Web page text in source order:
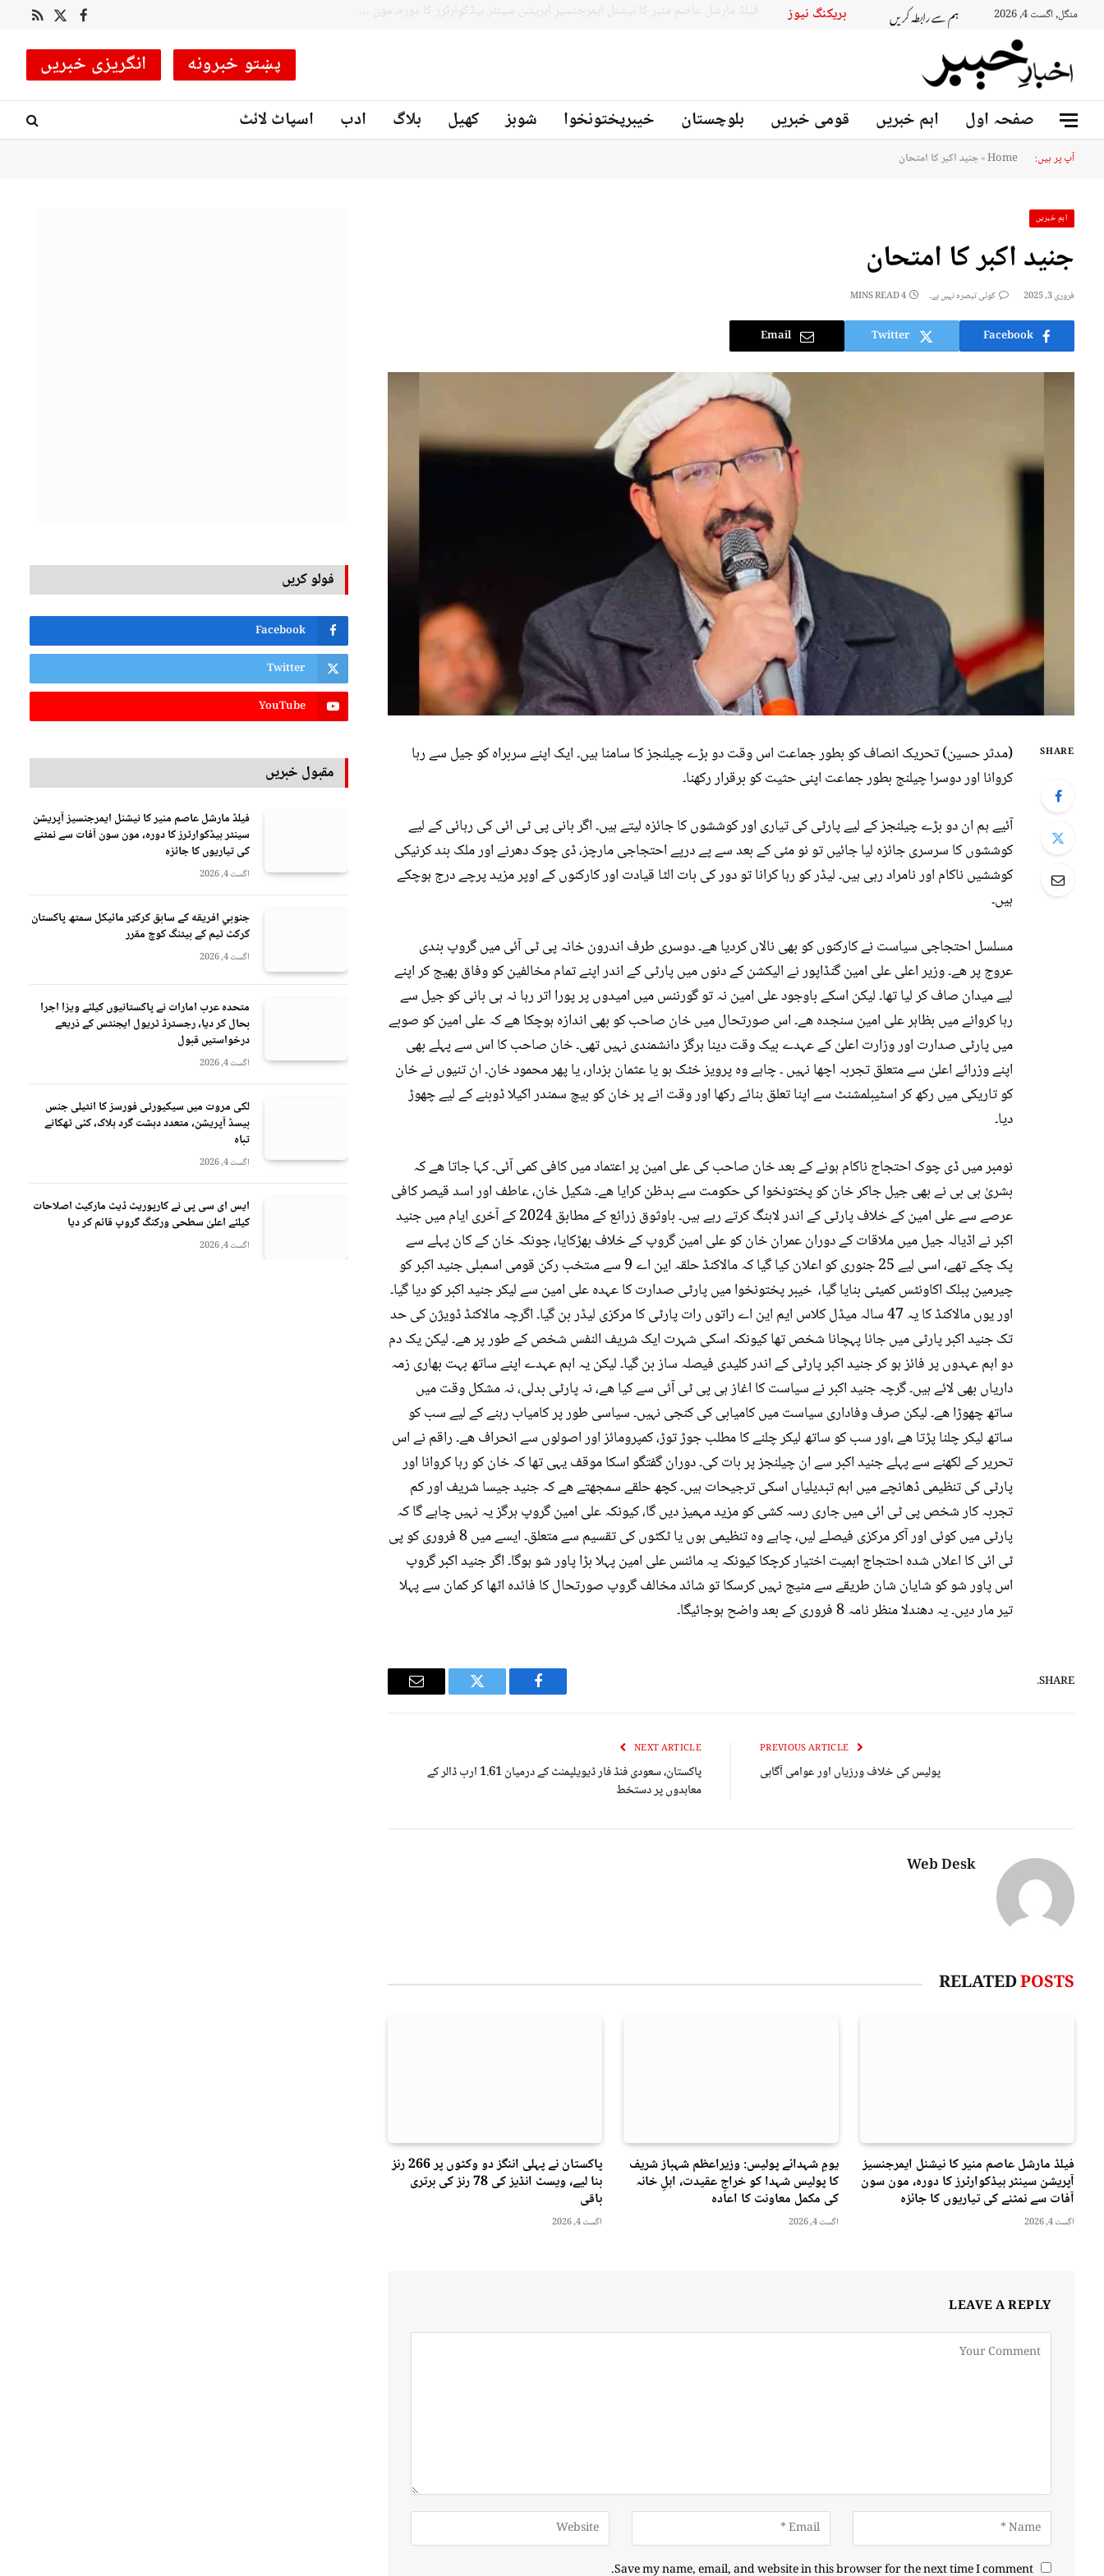
منگل, اگست 4, 2026 ہم سے رابطہ کریں بریکنگ نیوز جنوبي افريقه کے سابق کرکټر مائیکل سمتھ پاکستان کرکٹ ٹیم کے بیٹنگ کوچ مقرر Facebook
X
RSS
پښتو خبرونه انگریزی خبریں
صفحہ اول اہم خبریں قومی خبریں بلوچستان خیبرپختونخوا شوبز کھیل بلاگ ادب اسپاٹ لائٹ
آپ پر ہیں: Home
»جنید اکبر کا امتحان
اہم خبریں
جنید اکبر کا امتحان
فروری 3, 2025 کوئی تبصرہ نہیں ہے۔ 4 MINS READ
Facebook
Twitter
Email
SHARE
(مدثر حسین) تحریک انصاف کو بطور جماعت اس وقت دو بڑے چیلنجز کا سامنا ہیں۔ ایک اپنے سربراہ کو جیل سے رہا
کروانا اور دوسرا چیلنج بطور جماعت اپنی حثیت کو برقرار رکھنا۔
آئیے ہم ان دو بڑے چیلنجز کے لیے پارٹی کی تیاری اور کوششوں کا جائزہ لیتے ہیں۔ اگر بانی پی ٹی ائی کی رہائی کے لیے
کوششوں کا سرسری جائزہ لیا جائیں تو نو مئی کے بعد سے پے درپے احتجاجی مارچز، ڈی چوک دھرنے اور ملک بند کرنیکی
کوششیں ناکام اور نامراد رہی ہیں۔ لیڈر کو رہا کرانا تو دور کی بات الٹا قیادت اور کارکنوں کے اوپر مزید پرچے درج ہوچکے
ہیں۔
مسلسل احتجاجی سیاست نے کارکنوں کو بھی نالاں کردیا ھے۔ دوسری طرف اندرون خانہ پی ٹی آئی میں گروپ بندی
عروج پر ھے۔ وزیر اعلی علی امین گنڈاپور نے الیکشن کے دنوں میں پارٹی کے اندر اپنے تمام مخالفین کو وفاق بھیج کر اپنے
لیے میدان صاف کر لیا تھا۔ لیکن اسکے باوجود علی امین نہ تو گورننس میں امیدوں پر پورا اتر رہا نہ ہی بانی کو جیل سے
رہا کروانے میں بظاہر علی امین سنجدہ ھے۔ اس صورتحال میں خان صاحب کو بھی اندازہ ہوچکا ھے کہ علی امین کو صوبے
میں پارٹی صدارت اور وزارت اعلیٰ کے عہدے بیک وقت دینا ہرگز دانشمندی نہیں تھی۔ خان صاحب کا اس سے پہلے بھی
اپنے وزرائے اعلیٰ سے متعلق تجربہ اچھا نہیں ۔ چاہے وہ پرویز خٹک ہو یا عثمان بزدار، یا پھر محمود خان۔ ان تنیوں نے خان
کو تاریکی میں رکھ کر اسٹیبلمشنٹ سے اپنا تعلق بنائے رکھا اور وقت انے پر خان کو بیچ سمندر اکیلا ڈوبنے کے لیے چھوڑ
دیا۔
نومبر میں ڈی چوک احتجاج ناکام ہونے کے بعد خان صاحب کی علی امین پر اعتماد میں کافی کمی آئی۔ کہا جاتا ھے کہ
بشریٰ بی بی نے بھی جیل جاکر خان کو پختونخوا کی حکومت سے بدظن کرایا ھے۔ شکیل خان، عاطف اور اسد قیصر کافی
عرصے سے علی امین کے خلاف پارٹی کے اندر لابنگ کرتے رہے ہیں۔ باوثوق زرائع کے مطابق 2024 کے آخری ایام میں جنید
اکبر نے اڈیالہ جیل میں ملاقات کے دوران عمران خان کو علی امین گروپ کے خلاف بھڑکایا، چونکہ خان کے کان پہلے سے
پک چکے تھے، اسی لیے 25 جنوری کو اعلان کیا گیا کہ مالاکنڈ حلقہ این اے 9 سے مںتخب رکن قومی اسمبلی جنید اکبر کو
چیرمین پبلک اکاونٹس کمیٹی بنایا گیا، خیبر پختونخوا میں پارٹی صدارت کا عہدہ علی امین سے لیکر جنید اکبر کو دیا گیا۔
اور یوں مالاکنڈ کا یہ 47 سالہ میڈل کلاس ایم این اے راتوں رات پارٹی کا مرکزی لیڈر بن گیا۔ اگرچہ مالاکنڈ ڈویژن کی حد
تک جنید اکبر پارٹی میں جانا پہچانا شخص تھا کیونکہ اسکی شہرت ایک شریف النفس شخص کے طور پر ھے۔ لیکن یک دم
دو اہم عہدوں پر فائز ہو کر جنید اکبر پارٹی کے اندر کلیدی فیصلہ ساز بن گیا۔ لیکن یہ اہم عہدے اپنے ساتھ بہت بھاری زمہ
داریاں بھی لائے ہیں۔ گرچہ جنید اکبر نے سیاست کا اغاز ہی پی ٹی آئی سے کیا ھے، نہ پارٹی بدلی، نہ مشکل وقت میں
ساتھ چھوڑا ھے۔ لیکن صرف وفاداری سیاست میں کامیابی کی کنجی نہیں۔ سیاسی طور پر کامیاب رہنے کے لیے سب کو
ساتھ لیکر چلنا پڑتا ھے ،اور سب کو ساتھ لیکر چلنے کا مطلب جوڑ توڑ، کمپرومائز اور اصولوں سے انحراف ھے۔ راقم نے اس
تحریر کے لکھنے سے پہلے جنید اکبر سے ان چیلنجز پر بات کی۔ دوران گفتگو اسکا موقف یہی تھا کہ خان کو رہا کروانا اور
پارٹی کی تنظیمی ڈھانچے میں اہم تبدیلیاں اسکی ترجیحات ہیں۔ کچھ حلقے سمجھتے ھے کہ جنید جیسا شریف اور کم
تجربہ کار شخص پی ٹی ائی میں جاری رسہ کشی کو مزید مہمیز دیں گا، کیونکہ علی امین گروپ ہرگز یہ نہیں چاہے گا کہ
پارٹی میں کوئی اور آکر مرکزی فیصلے لیں، چاہے وہ تنظیمی ہوں یا ٹکٹوں کی تقسیم سے متعلق۔ ایسے میں 8 فروری کو پی
ٹی ائی کا اعلاں شدہ احتجاج اہمیت اختیار کرچکا کیونکہ یہ مائنس علی امین پہلا بڑا پاور شو ہوگا۔ اگر جنید اکبر گروپ
اس پاور شو کو شایان شان طریقے سے منیج نہیں کرسکا تو شائد مخالف گروپ صورتحال کا فائدہ اٹھا کر کمان سے پہلا
تیر مار دیں۔ یہ دھندلا منظر نامہ 8 فروری کے بعد واضح ہوجائیگا۔
SHARE.
Facebook
Twitter
Email
پولیس کی خلاف ورزیاں اور عوامی آگاہی
NEXT ARTICLE
پاکستان، سعودی فنڈ فار ڈیويلپمنٹ کے درمیان 1.61 ارب ڈالر کے
معاہدوں پر دستخط
Web Desk
RELATEDPOSTS
فیلڈ مارشل عاصم منیر کا نیشنل ایمرجنسیز
آپریشن سینٹر ہیڈکوارٹرز کا دورہ، مون سون
آفات سے نمٹنے کی تیاریوں کا جائزہ
اگست 4, 2026
یومِ شہدائے پولیس: وزیراعظم شہباز شریف
کا پولیس شہدا کو خراجِ عقیدت، اہلِ خانہ
کی مکمل معاونت کا اعادہ
اگست 4, 2026
پاکستان نے پہلی اننگز دو وکٹوں پر 266 رنز
بنا لیے، ویسٹ انڈیز کی 78 رنز کی برتری
باقی
اگست 4, 2026
LEAVE A REPLY
Save my name, email, and website in this browser for the next time I comment.
فولو کریں
Facebook
Twitter
YouTube
مقبول خبریں
فیلڈ مارشل عاصم منیر کا نیشنل ایمرجنسیز آپریشن
سینٹر ہیڈکوارٹرز کا دورہ، مون سون آفات سے نمٹنے
کی تیاریوں کا جائزہ
اگست 4, 2026
جنوبي افريقه کے سابق کرکټر مائیکل سمتھ پاکستان
کرکٹ ٹیم کے بیٹنگ کوچ مقرر
اگست 4, 2026
متحدہ عرب امارات نے پاکستانیوں کیلئے ویزا اجرا
بحال کر دیا، رجسٹرڈ ٹریول ایجنٹس کے ذریعے
درخواستیں قبول
اگست 4, 2026
لکی مروت میں سیکیورٹی فورسز کا انٹیلی جنس
بیسڈ آپریشن، متعدد دہشت گرد ہلاک، کئی ٹھکانے
تباہ
اگست 4, 2026
ایس ای سی پی نے کارپوریٹ ڈیٹ مارکیٹ اصلاحات
کیلئے اعلیٰ سطحی ورکنگ گروپ قائم کر دیا
اگست 4, 2026